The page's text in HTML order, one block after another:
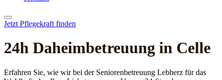
Jetzt Pflegekraft finden
24h Daheim­betreuung in Celle
Erfahren Sie, wie wir bei der Seniorenbetreuung Lebherz für das